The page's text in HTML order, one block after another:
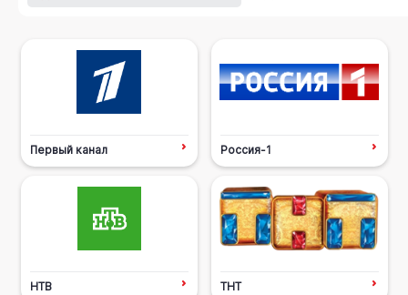
Первый канал Россия-1
НТВ ТНТ